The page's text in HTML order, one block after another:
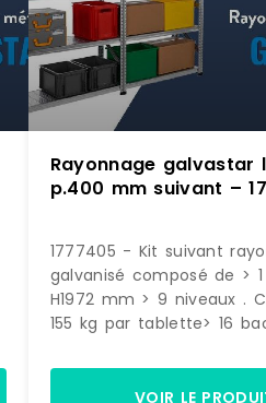
Rayonnage galvastar
p.400 mm suivant –
1777405 - Kit suivant
galvanisé composé de >
H1972 mm > 9 niveaux .
155 kg par tablette> 16
vert - Dimensions H. 145
350 mm. > 16 bacs
VOIR LE